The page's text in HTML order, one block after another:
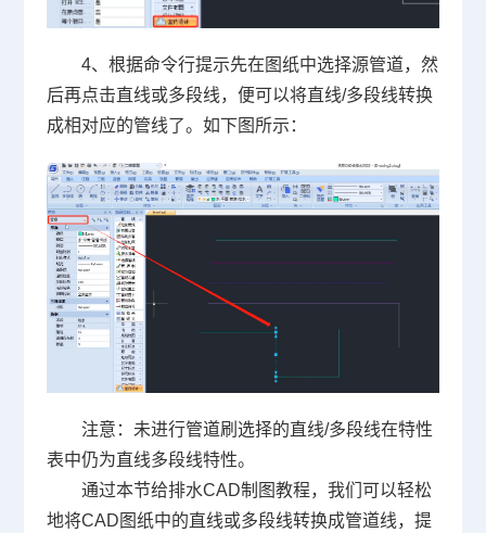
4、根据命令行提示先在图纸中选择源管道，然
后再点击直线或多段线，便可以将直线/多段线转换
成相对应的管线了。如下图所示：
注意：未进行管道刷选择的直线/多段线在特性
表中仍为直线多段线特性。
通过本节给排水CAD制图教程，我们可以轻松
地将CAD图纸中的直线或多段线转换成管道线，提